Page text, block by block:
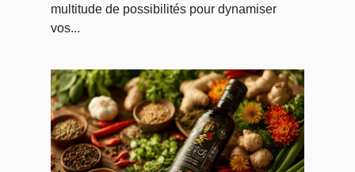
multitude de possibilités pour dynamiser
vos...